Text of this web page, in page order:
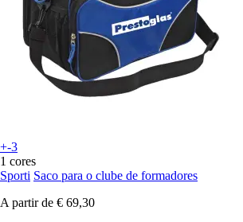
+-3
1 cores
Sporti Saco para o clube de formadores
A partir de € 69,30